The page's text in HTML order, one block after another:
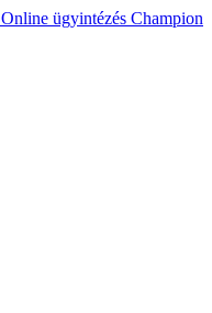
Online ügyintézés Champion